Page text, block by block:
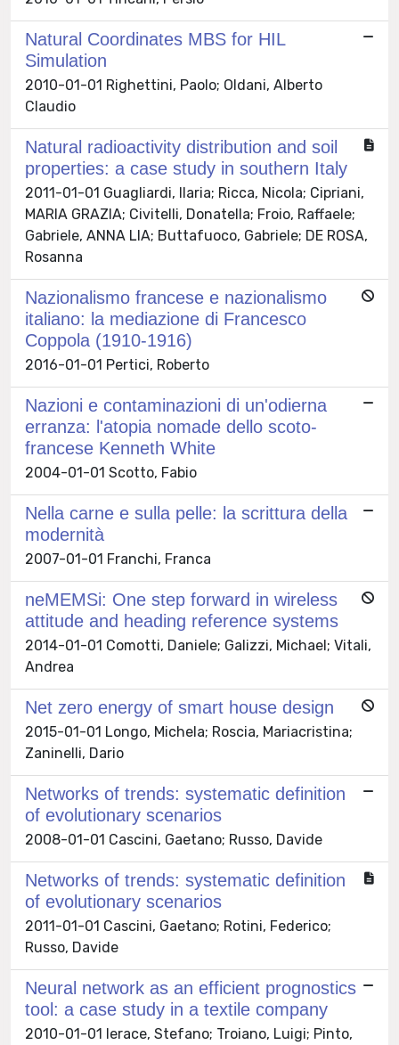
Natural Coordinates MBS for HIL
Simulation
2010-01-01 Righettini, Paolo; Oldani, Alberto
Claudio
Natural radioactivity distribution and soil
properties: a case study in southern Italy
2011-01-01 Guagliardi, Ilaria; Ricca, Nicola; Cipriani,
MARIA GRAZIA; Civitelli, Donatella; Froio, Raffaele;
Gabriele, ANNA LIA; Buttafuoco, Gabriele; DE ROSA,
Rosanna
Nazionalismo francese e nazionalismo
italiano: la mediazione di Francesco
Coppola (1910-1916)
2016-01-01 Pertici, Roberto
Nazioni e contaminazioni di un'odierna
erranza: l'atopia nomade dello scoto-
francese Kenneth White
2004-01-01 Scotto, Fabio
Nella carne e sulla pelle: la scrittura della
modernità
2007-01-01 Franchi, Franca
neMEMSi: One step forward in wireless
attitude and heading reference systems
2014-01-01 Comotti, Daniele; Galizzi, Michael; Vitali,
Andrea
Net zero energy of smart house design
2015-01-01 Longo, Michela; Roscia, Mariacristina;
Zaninelli, Dario
Networks of trends: systematic definition
of evolutionary scenarios
2008-01-01 Cascini, Gaetano; Russo, Davide
Networks of trends: systematic definition
of evolutionary scenarios
2011-01-01 Cascini, Gaetano; Rotini, Federico;
Russo, Davide
Neural network as an efficient prognostics
tool: a case study in a textile company
2010-01-01 Ierace, Stefano; Troiano, Luigi; Pinto,